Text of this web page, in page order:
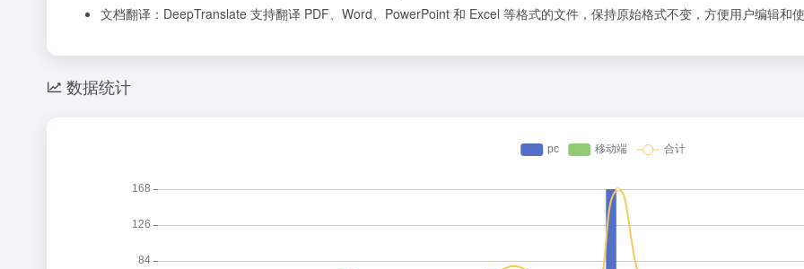
文档翻译：DeepTranslate 支持翻译 PDF、Word、PowerPoint 和 Excel 等格式的文件，保持原始格式不变，方便用户编辑和使
数据统计